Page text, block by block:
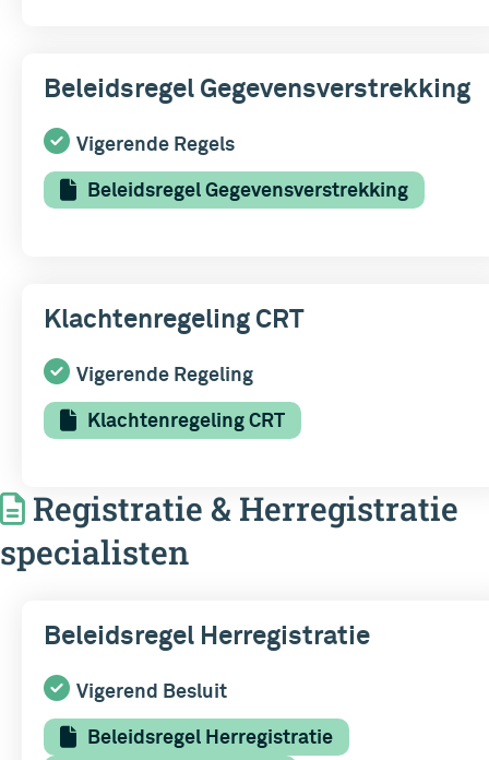
Beleidsregel Gegevensverstrekking
Vigerende Regels
Beleidsregel Gegevensverstrekking
Klachtenregeling CRT
Vigerende Regeling
Klachtenregeling CRT
Registratie & Herregistratie
specialisten
Beleidsregel Herregistratie
Vigerend Besluit
Beleidsregel Herregistratie